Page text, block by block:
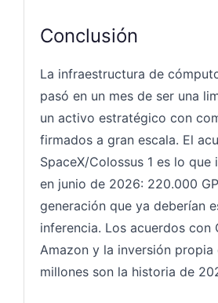
Conclusión
La infraestructura de
pasó en un mes de ser una
un activo estratégico con
firmados a gran escala. El
SpaceX/Colossus 1 es lo que
en junio de 2026: 220.000
generación que ya deberían
inferencia. Los acuerdos con
Amazon y la inversión propia
millones son la historia de